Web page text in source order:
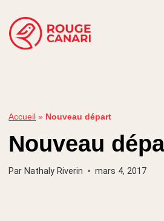
au
contenu
Accueil » Nouveau départ
Nouveau
Par Nathaly Riverin mars 4, 2017